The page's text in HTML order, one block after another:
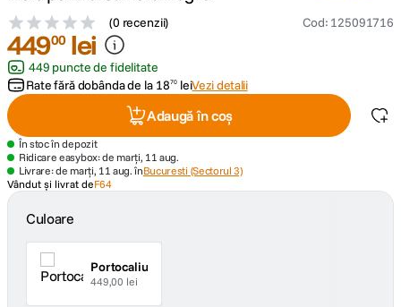
canon sx740 hs
6. lavaliera
sony fx
8. card memorie
9. dji mic mini
10 dji osmo
(0 recenzii) Cod: 125091716
44900 lei
449 puncte de fidelitate
Rate fără dobânda de la 1870 leiVezi detalii
Adaugă în coș
În stoc în depozit
Ridicare easybox: de marți, 11 aug.
Livrare: de marți, 11 aug. înBucuresti (Sectorul 3)
Vândut și livrat deF64
Culoare
Portocaliu
449,00 lei